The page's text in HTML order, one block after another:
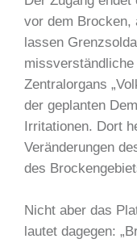
vor dem Brocken,
lassen
Zentralorgans
der geplanten
Irritationen. Dort
Veränderungen
des
Nicht aber das
lautet dagegen: